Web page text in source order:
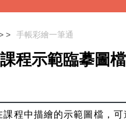
手帳彩繪一筆通
課程示範臨摹圖
課程中描繪的示範圖檔，